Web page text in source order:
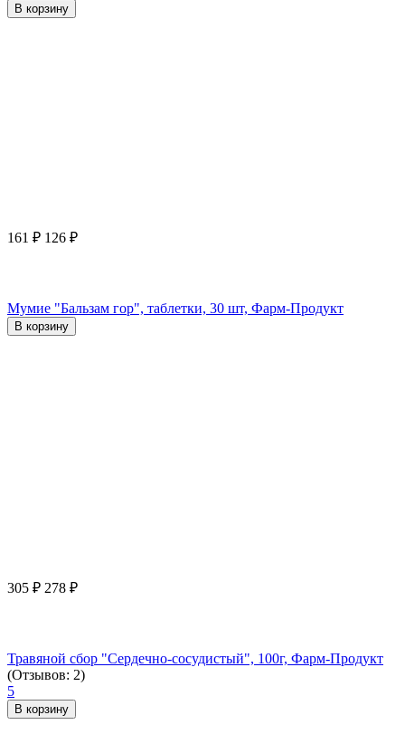
В корзину
161 ₽ 126 ₽
Мумие "Бальзам гор", таблетки, 30 шт, Фарм-Продукт
В корзину
305 ₽ 278 ₽
Травяной сбор "Сердечно-сосудистый", 100г, Фарм-Продукт
(Отзывов: 2)
5
В корзину